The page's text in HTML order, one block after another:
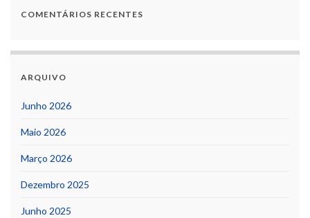
COMENTÁRIOS RECENTES
ARQUIVO
Junho 2026
Maio 2026
Março 2026
Dezembro 2025
Junho 2025